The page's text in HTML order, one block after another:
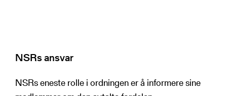
NSRs ansvar
NSRs eneste rolle i ordningen er å informere sine